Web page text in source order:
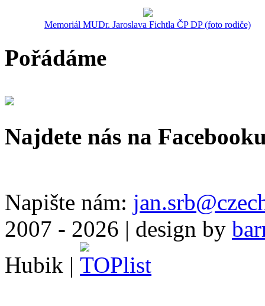
Memoriál MUDr. Jaroslava Fichtla ČP DP (foto rodiče)
Pořádáme
Najdete nás na
Napište nám:
2007 - 2026 | design by
Hubik |